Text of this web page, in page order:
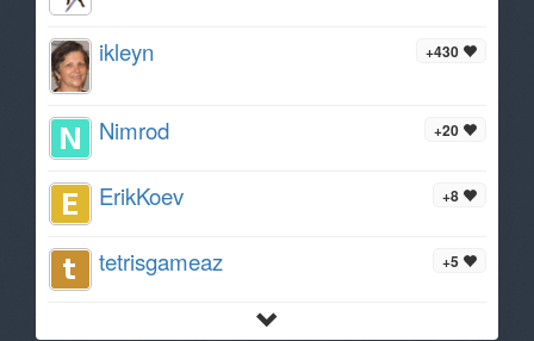
+430
ikleyn
+20
Nimrod
+8
ErikKoev
+5
tetrisgameaz